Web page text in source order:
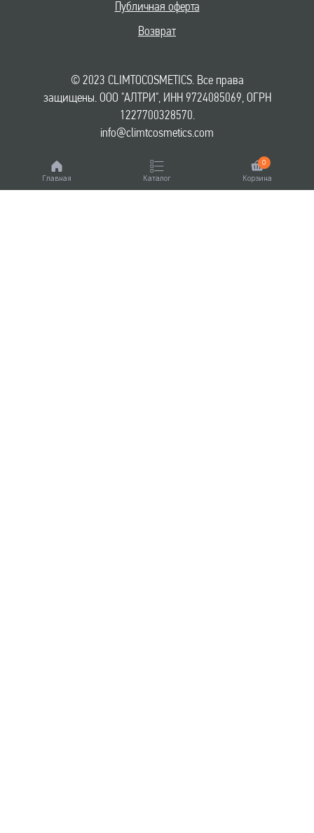
Главная Каталог Корзина
0
Публичная оферта
Возврат
© 2023 CLIMTOCOSMETICS. Все права
защищены. ООО "АЛТРИ", ИНН 9724085069, ОГРН
1227700328570.
info@climtcosmetics.com